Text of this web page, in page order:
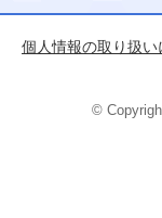
個人情報の取り扱い
©